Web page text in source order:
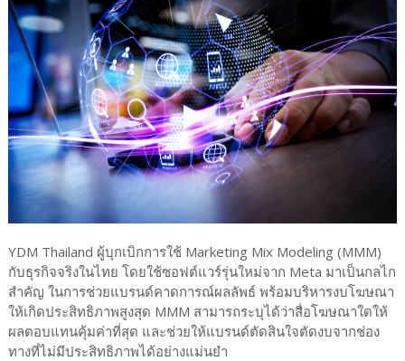
YDM Thailand ผู้บุกเบิกการใช้ Marketing Mix Modeling (MMM)
กับธุรกิจจริงในไทย โดยใช้ซอฟต์แวร์รุ่นใหม่จาก Meta มาเป็นกลไก
สำคัญ ในการช่วยแบรนด์คาดการณ์ผลลัพธ์ พร้อมบริหารงบโฆษณา
ให้เกิดประสิทธิภาพสูงสุด MMM สามารถระบุได้ว่าสื่อโฆษณาใดให้
ผลตอบแทนคุ้มค่าที่สุด และช่วยให้แบรนด์ตัดสินใจตัดงบจากช่อง
ทางที่ไม่มีประสิทธิภาพได้อย่างแม่นยำ